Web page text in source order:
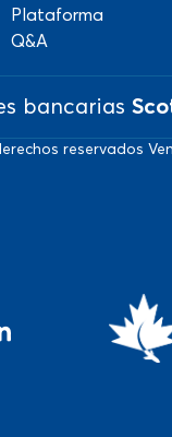
Plataforma
Q&A
bancarias
reservados